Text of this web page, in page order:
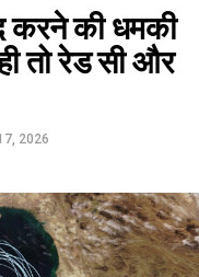
करने की धमकी
तो रेड सी और
2026